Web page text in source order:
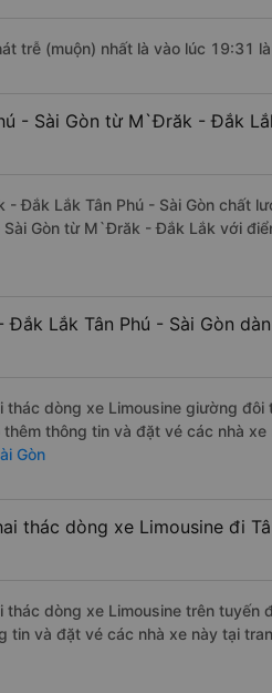
trễ (muộn) nhất là vào lúc 19:31
- Sài Gòn từ M`Đrăk - Đắk
Đắk Lắk Tân Phú - Sài Gòn chất
Sài Gòn từ M`Đrăk - Đắk Lắk với
Lắk Tân Phú - Sài Gòn
thác dòng xe Limousine giường
thông tin và đặt vé các nhà
Gòn
thác dòng xe Limousine đi
thác dòng xe Limousine trên tuyến
tin và đặt vé các nhà xe này tại